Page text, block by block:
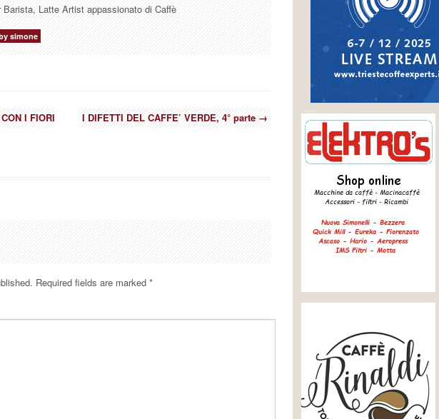
Barista, Latte Artist appassionato di Caffè
simone
I FIORI
I DIFETTI DEL CAFFE’ VERDE, 4° parte→
Required fields are marked *